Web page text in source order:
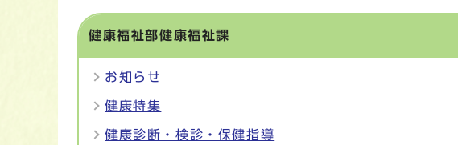
健康福祉部健康福祉課
お知らせ
健康特集
健康診断・検診・保健指導